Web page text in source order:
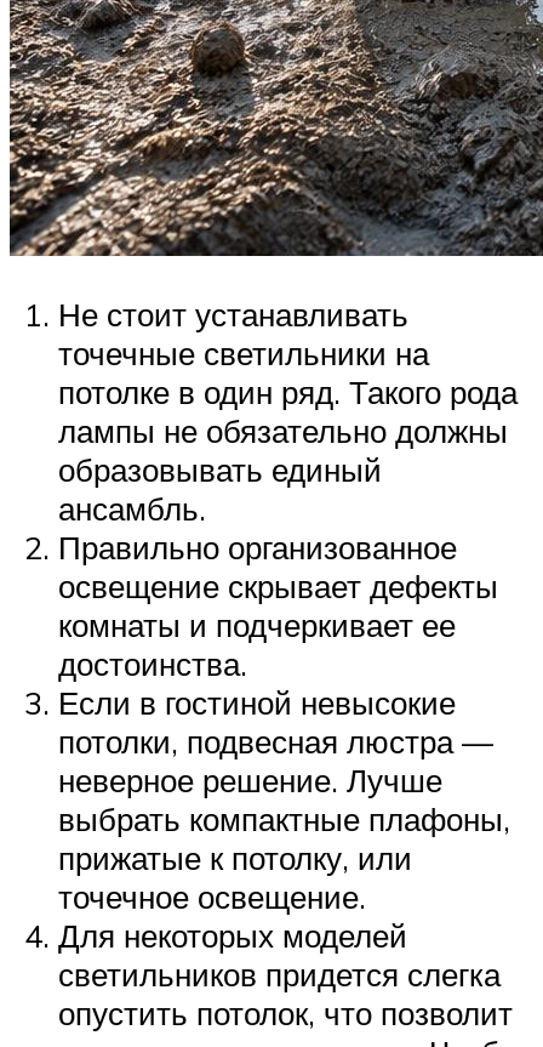
Не стоит устанавливать
точечные светильники на
потолке в один ряд. Такого рода
лампы не обязательно должны
образовывать единый
ансамбль.
Правильно организованное
освещение скрывает дефекты
комнаты и подчеркивает ее
достоинства.
Если в гостиной невысокие
потолки, подвесная люстра —
неверное решение. Лучше
выбрать компактные плафоны,
прижатые к потолку, или
точечное освещение.
Для некоторых моделей
светильников придется слегка
опустить потолок, что позволит